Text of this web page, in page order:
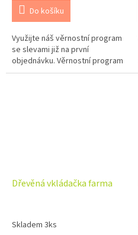
Do košíku
Využijte náš věrnostní program
se slevami již na první
objednávku. Věrnostní program
Dřevěná vkládačka farma
Skladem 3ks